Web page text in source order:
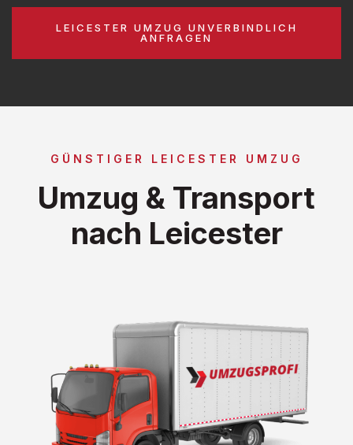
LEICESTER UMZUG UNVERBINDLICH
ANFRAGEN
GÜNSTIGER LEICESTER UMZUG
Umzug & Transport
nach Leicester